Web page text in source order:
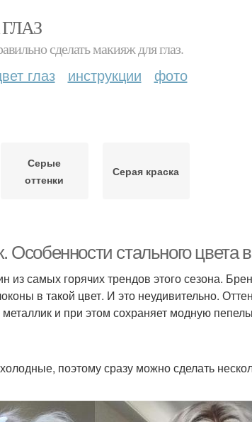
сделать макияж для глаз.
глаз инструкции фото
Серые
оттенки
Серая краска
стального цвета
из самых горячих трендов этого сезона.
в такой цвет. И это неудивительно.
и при этом сохраняет модную
поэтому сразу можно сделать